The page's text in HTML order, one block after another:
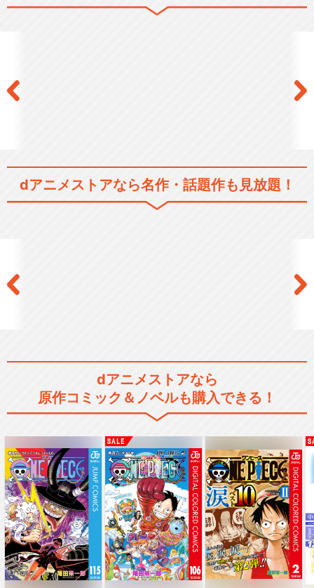
閉じる
dアニメストアなら名作・話題作も見放題！
dアニメストアなら
原作コミック＆ノベルも購入できる！